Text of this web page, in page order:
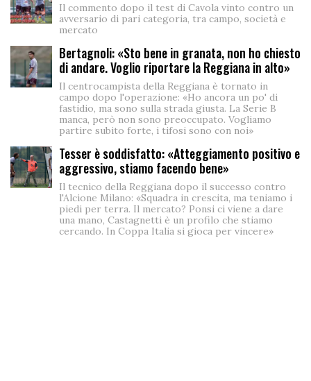
Il commento dopo il test di Cavola vinto contro un
avversario di pari categoria, tra campo, società e
mercato
Bertagnoli: «Sto bene in granata, non ho chiesto
di andare. Voglio riportare la Reggiana in alto»
Il centrocampista della Reggiana è tornato in
campo dopo l'operazione: «Ho ancora un po' di
fastidio, ma sono sulla strada giusta. La Serie B
manca, però non sono preoccupato. Vogliamo
partire subito forte, i tifosi sono con noi»
Tesser è soddisfatto: «Atteggiamento positivo e
aggressivo, stiamo facendo bene»
Il tecnico della Reggiana dopo il successo contro
l'Alcione Milano: «Squadra in crescita, ma teniamo i
piedi per terra. Il mercato? Ponsi ci viene a dare
una mano, Castagnetti è un profilo che stiamo
cercando. In Coppa Italia si gioca per vincere»